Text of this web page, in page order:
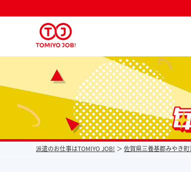
派遣なら毎月時給が上がるトミヨジョブ
派遣のお仕事はTOMIYO JOB! 佐賀県三養基郡みやき町